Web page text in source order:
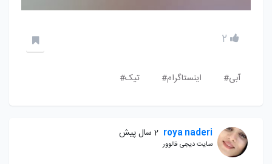
2
آبی# اینستاگرام# تیک#
roya naderi 2 سال پیش
سایت دیجی فالوور